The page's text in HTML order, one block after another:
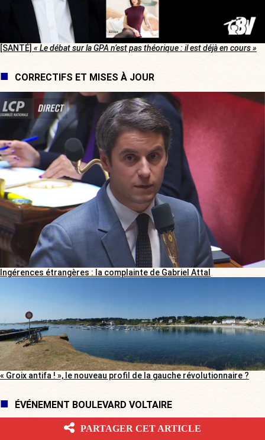
[SANTÉ] « Le débat sur la GPA n’est pas théorique : il est déjà en cours »
CORRECTIFS ET MISES À JOUR
Ingérences étrangères : la complainte de Gabriel Attal
« Groix antifa ! », le nouveau profil de la gauche révolutionnaire ?
ÉVÉNEMENT BOULEVARD VOLTAIRE
PARTAGER CET ARTICLE